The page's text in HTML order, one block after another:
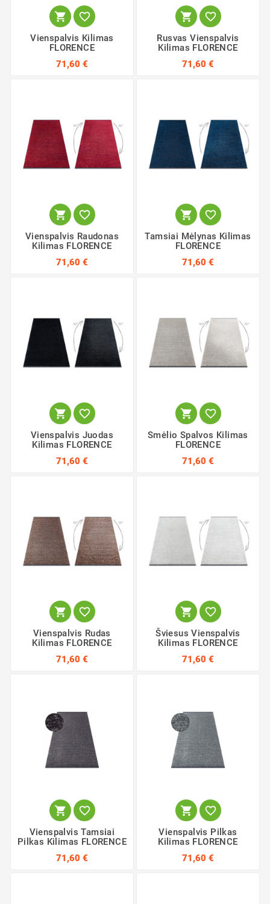
 
Vienspalvis Kilimas
FLORENCE
71,60 €
 
Rusvas Vienspalvis
Kilimas FLORENCE
71,60 €
 
Vienspalvis Raudonas
Kilimas FLORENCE
71,60 €
 
Tamsiai Mėlynas Kilimas
FLORENCE
71,60 €
 
Vienspalvis Juodas
Kilimas FLORENCE
71,60 €
 
Smėlio Spalvos Kilimas
FLORENCE
71,60 €
 
Vienspalvis Rudas
Kilimas FLORENCE
71,60 €
 
Šviesus Vienspalvis
Kilimas FLORENCE
71,60 €
 
Vienspalvis Tamsiai
Pilkas Kilimas FLORENCE
71,60 €
 
Vienspalvis Pilkas
Kilimas FLORENCE
71,60 €